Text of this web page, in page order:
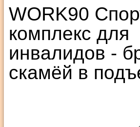
WORK90
комплекс для
инвалидов -
скамёй в